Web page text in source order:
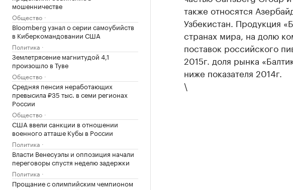
мошенничестве
Общество
Bloomberg узнал о серии самоубийств
в Киберкомандовании США
Политика
Землетрясение магнитудой 4,1
произошло в Туве
Общество
Средняя пенсия неработающих
превысила ₽35 тыс. в семи регионах
России
Общество
США ввели санкции в отношении
военного атташе Кубы в России
Политика
Власти Венесуэлы и оппозиция начали
переговоры спустя неделю задержки
Политика
Прощание с олимпийским чемпионом
также относятся
Узбекистан. Продукция
странах мира, на долю
поставок российского
2015г. доля рынка
ниже показателя 2014г.
\